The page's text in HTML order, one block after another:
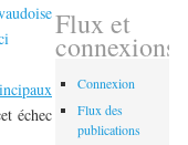
échec
Flux et
connexions
Connexion
Flux des
publications